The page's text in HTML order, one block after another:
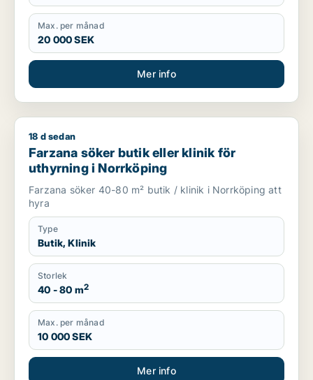
Max. per månad
20 000 SEK
Mer info
Farzana söker butik eller klinik för uthyrning i Norrköping
18 d sedan
Farzana söker butik eller klinik för
uthyrning i Norrköping
Farzana söker 40-80 m² butik / klinik i Norrköping att
hyra
Type
Butik, Klinik
Storlek
40 - 80 m2
Max. per månad
10 000 SEK
Mer info